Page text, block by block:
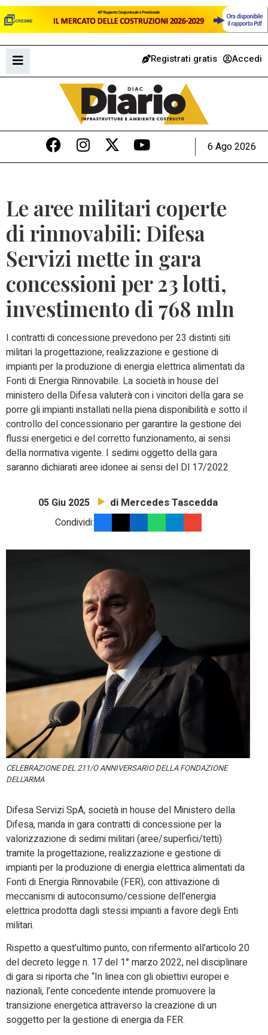
Registrati gratis Accedi
6 Ago 2026
Le aree militari coperte
di rinnovabili: Difesa
Servizi mette in gara
concessioni per 23 lotti,
investimento di 768 mln
I contratti di concessione prevedono per 23 distinti siti
militari la progettazione, realizzazione e gestione di
impianti per la produzione di energia elettrica alimentati da
Fonti di Energia Rinnovabile. La società in house del
ministero della Difesa valuterà con i vincitori della gara se
porre gli impianti installati nella piena disponibilità e sotto il
controllo del concessionario per garantire la gestione dei
flussi energetici e del corretto funzionamento, ai sensi
della normativa vigente. I sedimi oggetto della gara
saranno dichiarati aree idonee ai sensi del Dl 17/2022
05 Giu 2025 di Mercedes Tascedda
Condividi:
CELEBRAZIONE DEL 211/O ANNIVERSARIO DELLA FONDAZIONE
DELL'ARMA
Difesa Servizi SpA, società in house del Ministero della
Difesa, manda in gara contratti di concessione per la
valorizzazione di sedimi militari (aree/superfici/tetti)
tramite la progettazione, realizzazione e gestione di
impianti per la produzione di energia elettrica alimentati da
Fonti di Energia Rinnovabile (FER), con attivazione di
meccanismi di autoconsumo/cessione dell’energia
elettrica prodotta dagli stessi impianti a favore degli Enti
militari.
Rispetto a quest’ultimo punto, con rifermento all’articolo 20
del decreto legge n. 17 del 1° marzo 2022, nel disciplinare
di gara si riporta che “In linea con gli obiettivi europei e
nazionali, l’ente concedente intende promuovere la
transizione energetica attraverso la creazione di un
soggetto per la gestione di energia da FER.